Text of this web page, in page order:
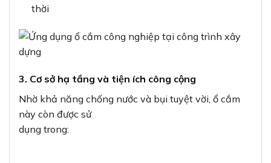
thời
3. Cơ sở hạ tầng và tiện ích công cộng
Nhờ khả năng chống nước và bụi tuyệt vời, ổ cắm
này còn được sử
dụng trong: